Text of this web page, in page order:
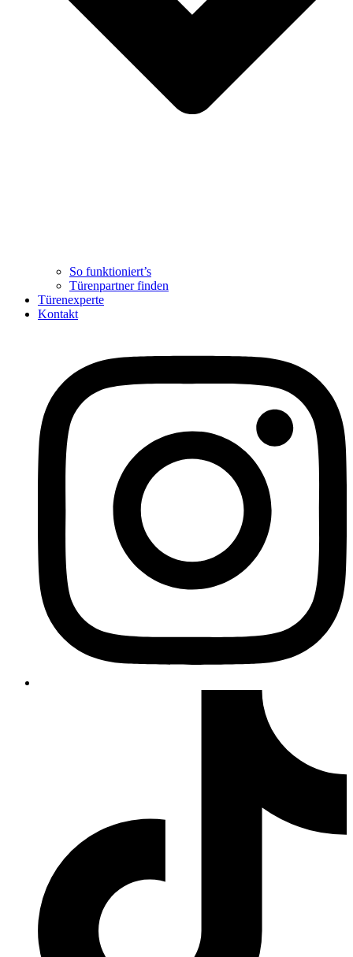
So funktioniert’s
Türenpartner finden
Türenexperte
Kontakt